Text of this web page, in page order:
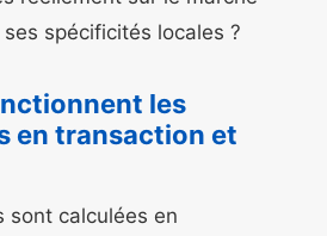
spécificités locales ?
les
en transaction et
sont calculées en